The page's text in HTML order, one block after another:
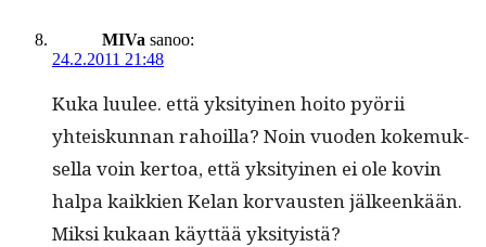
MIVa sanoo:
24.2.2011 21:48
Kuka luulee. että yksi­tyi­nen hoito pyörii
yhteiskun­nan rahoil­la? Noin vuo­den koke­muk­
sel­la voin ker­toa, että yksi­tyi­nen ei ole kovin
hal­pa kaikkien Kelan kor­vausten jäl­keenkään.
Mik­si kukaan käyt­tää yksityistä?